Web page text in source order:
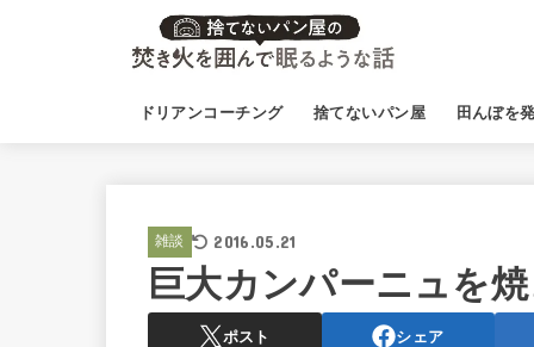
ドリアンコーチング 捨てないパン屋 田んぼを
雑談 2016.05.21
巨大カンパーニュを
ポスト シェア